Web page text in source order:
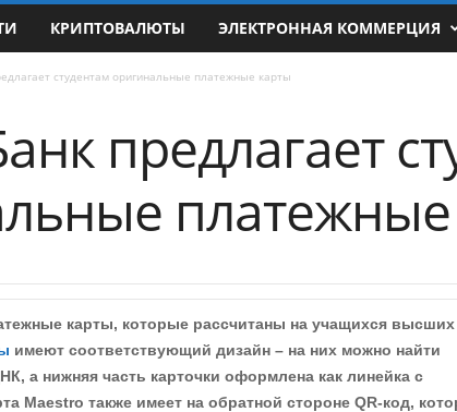
КРИПТОВАЛЮТЫ ЭЛЕКТРОННАЯ КОММЕРЦИЯ
студентам оригинальные платежные карты
предлагает
карты, которые рассчитаны на учащихся высших
имеют соответствующий дизайн – на них можно найти
а нижняя часть карточки оформлена как линейка с
Maestro также имеет на обратной стороне QR-код,